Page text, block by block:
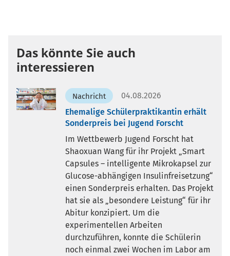
Das könnte Sie auch
interessieren
Nachricht
04.08.2026
Ehemalige Schülerpraktikantin erhält
Sonderpreis bei Jugend Forscht
Im Wettbewerb Jugend Forscht hat
Shaoxuan Wang für ihr Projekt „Smart
Capsules – intelligente Mikrokapsel zur
Glucose-abhängigen Insulinfreisetzung“
einen Sonderpreis erhalten. Das Projekt
hat sie als „besondere Leistung“ für ihr
Abitur konzipiert. Um die
experimentellen Arbeiten
durchzuführen, konnte die Schülerin
noch einmal zwei Wochen im Labor am